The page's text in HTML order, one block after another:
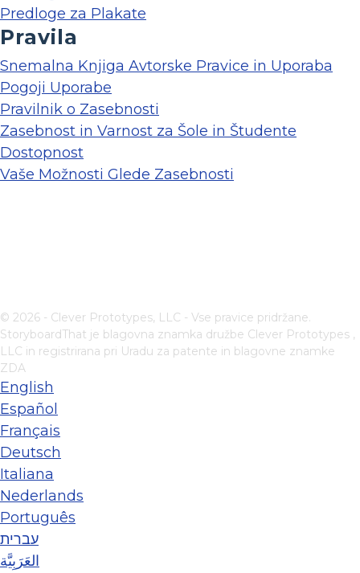
Predloge za Plakate
Pravila
Snemalna Knjiga Avtorske Pravice in Uporaba
Pogoji Uporabe
Pravilnik o Zasebnosti
Zasebnost in Varnost za Šole in Študente
Dostopnost
Vaše Možnosti Glede Zasebnosti
© 2026 - Clever Prototypes, LLC - Vse pravice pridržane.
StoryboardThat je blagovna znamka družbe Clever Prototypes ,
LLC in registrirana pri Uradu za patente in blagovne znamke
ZDA
English
Español
Français
Deutsch
Italiana
Nederlands
Português
עברית
العَرَبِيَّة